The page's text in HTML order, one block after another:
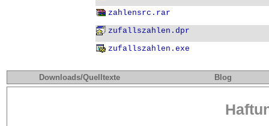
zahlensrc.rar
zufallszahlen.dpr
zufallszahlen.exe
Downloads/Quelltexte Blog